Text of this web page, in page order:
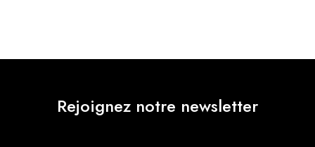
Rejoignez notre newsletter